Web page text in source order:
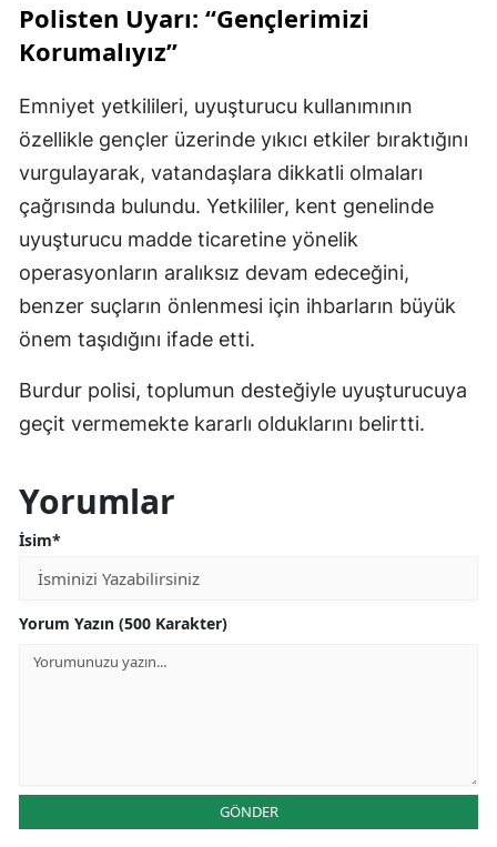
Polisten Uyarı: “Gençlerimizi
Korumalıyız”
Emniyet yetkilileri, uyuşturucu kullanımının
özellikle gençler üzerinde yıkıcı etkiler bıraktığını
vurgulayarak, vatandaşlara dikkatli olmaları
çağrısında bulundu. Yetkililer, kent genelinde
uyuşturucu madde ticaretine yönelik
operasyonların aralıksız devam edeceğini,
benzer suçların önlenmesi için ihbarların büyük
önem taşıdığını ifade etti.
Burdur polisi, toplumun desteğiyle uyuşturucuya
geçit vermemekte kararlı olduklarını belirtti.
Yorumlar
İsim*
Yorum Yazın (500 Karakter)
GÖNDER